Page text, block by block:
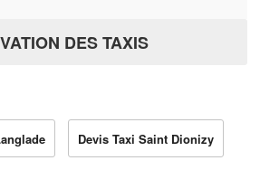
DES TAXIS
Devis Taxi Saint Dionizy